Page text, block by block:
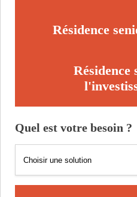
Résidence
Résidence
Quel est votre besoin ?